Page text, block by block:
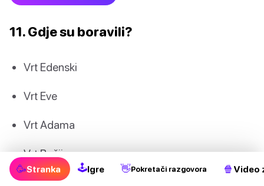
11. Gdje su boravili?
Vrt Edenski
Vrt Eve
Vrt Adama
Vrt Božji
🥳Stranka 🕹Igre 👋Pokretači razgovora 🍿 Video